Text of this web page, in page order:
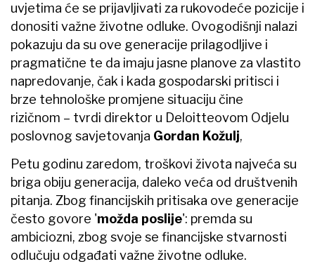
uvjetima će se prijavljivati za rukovodeće pozicije i
donositi važne životne odluke. Ovogodišnji nalazi
pokazuju da su ove generacije prilagodljive i
pragmatične te da imaju jasne planove za vlastito
napredovanje, čak i kada gospodarski pritisci i
brze tehnološke promjene situaciju čine
rizičnom – tvrdi direktor u Deloitteovom Odjelu
poslovnog savjetovanja Gordan Kožulj,
Petu godinu zaredom, troškovi života najveća su
briga obiju generacija, daleko veća od društvenih
pitanja. Zbog financijskih pritisaka ove generacije
često govore 'možda poslije': premda su
ambiciozni, zbog svoje se financijske stvarnosti
odlučuju odgađati važne životne odluke.